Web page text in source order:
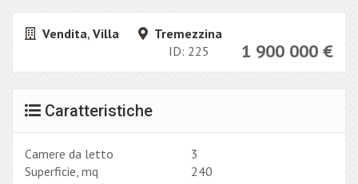
Vendita, Villa Tremezzina
1 900 000 €
ID: 225
Caratteristiche
Camere da letto
3
Superficie, mq
240